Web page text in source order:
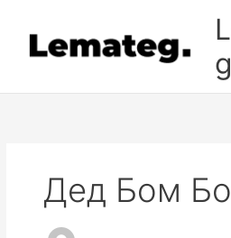
содержимому
g
Дед Бом